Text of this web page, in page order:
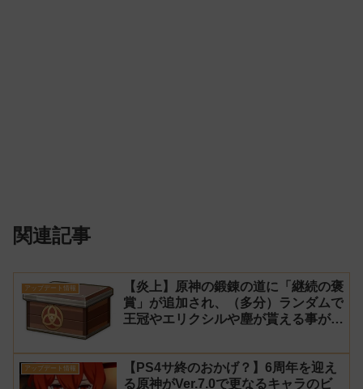
関連記事
アップデート情報
【炎上】原神の鍛錬の道に「継続の褒
賞」が追加され、（多分）ランダムで
王冠やエリクシルや塵が貰える事が判
アップデート情報
【PS4サ終のおかげ？】6周年を迎え
る原神がVer.7.0で更なるキャラのビ